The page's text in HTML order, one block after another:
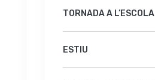
TORNADA A L’ESCOLA
ESTIU